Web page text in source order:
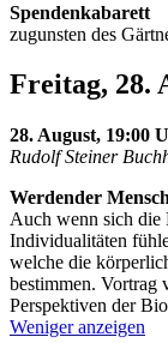
Spendenkabarett
zugunsten des
Freitag, 28.
28. August, 19:00
Rudolf Steiner
Werdender
Auch wenn sich die
Individualitäten
welche die
bestimmen.
Perspektiven der
Weniger anzeigen